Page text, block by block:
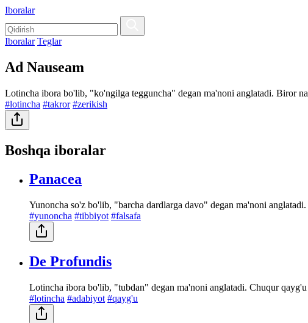
Iboralar
Iboralar Teglar
Ad Nauseam
Lotincha ibora bo'lib, "ko'ngilga tegguncha" degan ma'noni anglatadi. Biror
#lotincha #takror #zerikish
Boshqa iboralar
Panacea
Yunoncha so'z bo'lib, "barcha dardlarga davo" degan ma'noni
#yunoncha #tibbiyot #falsafa
De Profundis
Lotincha ibora bo'lib, "tubdan" degan ma'noni anglatadi. Chuqur
#lotincha #adabiyot #qayg'u